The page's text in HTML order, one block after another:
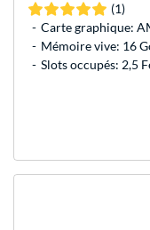
(1)
Carte graphique:
Mémoire vive: 16
Slots occupés: 2,5